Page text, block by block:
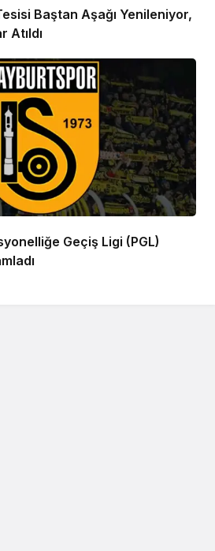
Baştan Aşağı Yenileniyor,
Atıldı
Geçiş Ligi (PGL)